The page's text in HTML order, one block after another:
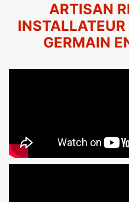
ARTISAN
GERMAIN